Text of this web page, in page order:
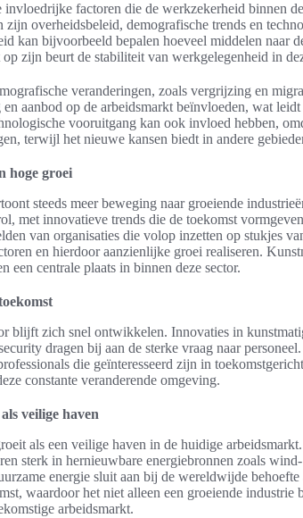
factoren die de werkzekerheid binnen
zijn overheidsbeleid, demografische trends en
kan bijvoorbeeld bepalen hoeveel middelen naar
zijn beurt de stabiliteit van werkgelegenheid in
veranderingen, zoals vergrijzing en
en aanbod op de arbeidsmarkt beïnvloeden, wat
vooruitgang kan ook invloed hebben,
terwijl het nieuwe kansen biedt in andere
hoge groei
steeds meer beweging naar groeiende
met innovatieve trends die de toekomst
van organisaties die volop inzetten op stukjes
en hierdoor aanzienlijke groei realiseren.
een centrale plaats in binnen deze sector.
blijft zich snel ontwikkelen. Innovaties in
dragen bij aan de sterke vraag naar
die geïnteresseerd zijn in
constante veranderende omgeving.
veilige haven
als een veilige haven in de huidige
sterk in hernieuwbare energiebronnen zoals
energie sluit aan bij de wereldwijde behoefte
waardoor het niet alleen een groeiende industrie
arbeidsmarkt.